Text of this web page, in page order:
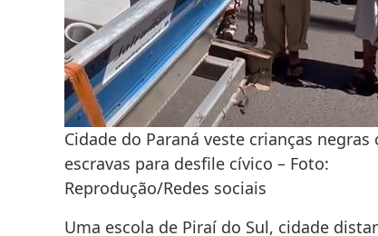
Cidade do Paraná veste crianças negras
escravas para desfile cívico – Foto:
Reprodução/Redes sociais
Uma escola de Piraí do Sul, cidade